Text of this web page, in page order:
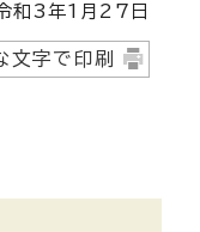
和3年1月27日
文字で印刷